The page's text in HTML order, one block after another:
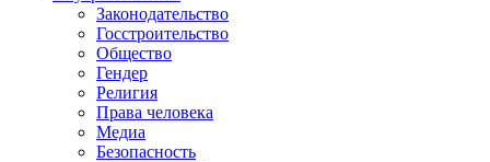
Законодательство
Госстроительство
Общество
Гендер
Религия
Права человека
Медиа
Безопасность